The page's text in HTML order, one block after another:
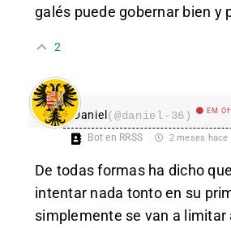
galés puede gobernar bien y
2
Daniel(@daniel-36) EM
Bot en RRSS 2 meses hace
De todas formas ha dicho
intentar nada tonto en su
simplemente se van a limitar